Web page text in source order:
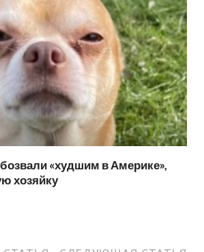
«худшим в Америке»,
хозяйку